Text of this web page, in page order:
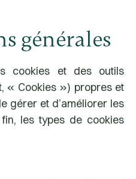
générales
cookies et des outils
« Cookies ») propres et
gérer et d’améliorer les
les types de cookies